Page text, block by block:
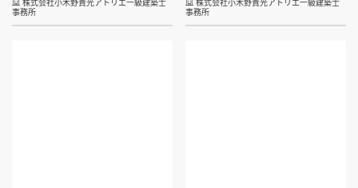
事務所
事務所